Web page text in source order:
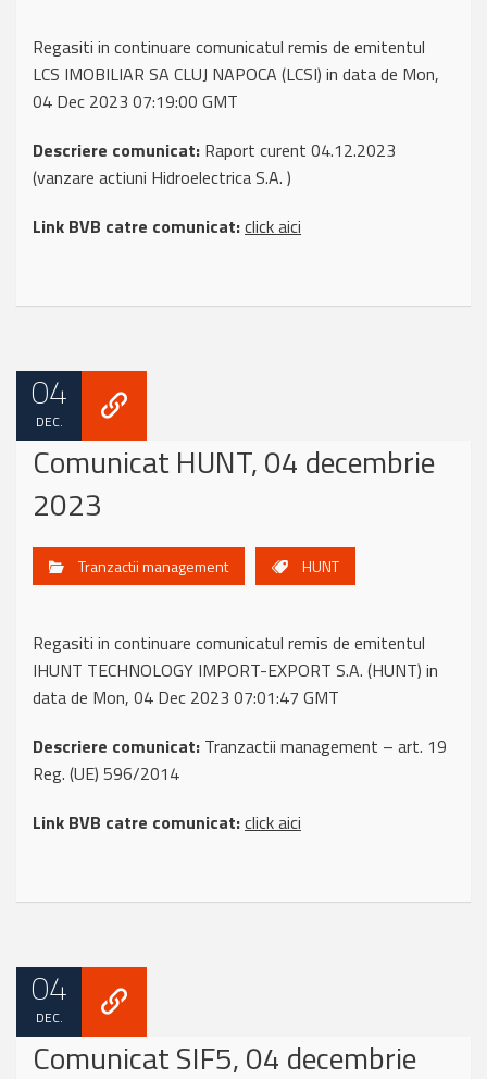
Regasiti in continuare comunicatul remis de emitentul
LCS IMOBILIAR SA CLUJ NAPOCA (LCSI) in data de Mon,
04 Dec 2023 07:19:00 GMT
Descriere comunicat: Raport curent 04.12.2023
(vanzare actiuni Hidroelectrica S.A. )
Link BVB catre comunicat:click aici
04
DEC.
Comunicat HUNT, 04 decembrie
2023
Tranzactii management HUNT
Regasiti in continuare comunicatul remis de emitentul
IHUNT TECHNOLOGY IMPORT-EXPORT S.A. (HUNT) in
data de Mon, 04 Dec 2023 07:01:47 GMT
Descriere comunicat: Tranzactii management – art. 19
Reg. (UE) 596/2014
Link BVB catre comunicat:click aici
04
DEC.
Comunicat SIF5, 04 decembrie